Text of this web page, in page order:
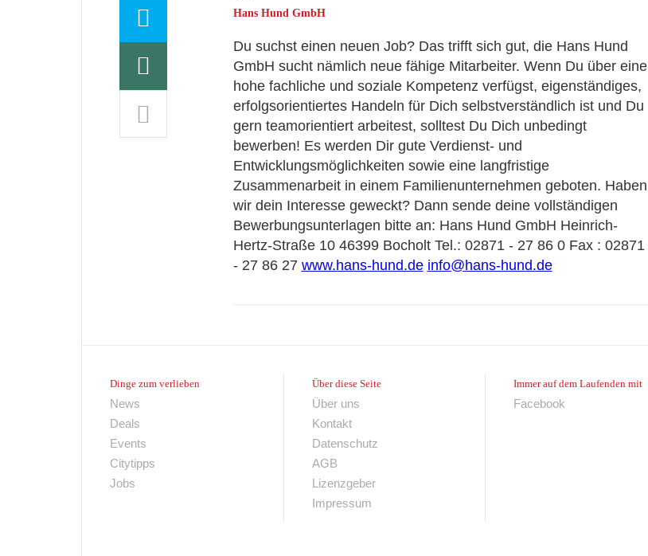
Hans Hund GmbH
Du suchst einen neuen Job? Das trifft sich gut, die Hans Hund
GmbH sucht nämlich neue fähige Mitarbeiter. Wenn Du über eine
hohe fachliche und soziale Kompetenz verfügst, eigenständiges,
erfolgsorientiertes Handeln für Dich selbstverständlich ist und Du
gern teamorientiert arbeitest, solltest Du Dich unbedingt
bewerben! Es werden Dir gute Verdienst- und
Entwicklungsmöglichkeiten sowie eine langfristige
Zusammenarbeit in einem Familienunternehmen geboten. Haben
wir dein Interesse geweckt? Dann sende deine vollständigen
Bewerbungsunterlagen bitte an: Hans Hund GmbH Heinrich-
Hertz-Straße 10 46399 Bocholt Tel.: 02871 - 27 86 0 Fax : 02871
- 27 86 27 www.hans-hund.de info@hans-hund.de
Dinge zum verlieben
News
Deals
Events
Citytipps
Jobs
Über diese Seite
Über uns
Kontakt
Datenschutz
AGB
Lizenzgeber
Impressum
Immer auf dem Laufenden mit
Facebook